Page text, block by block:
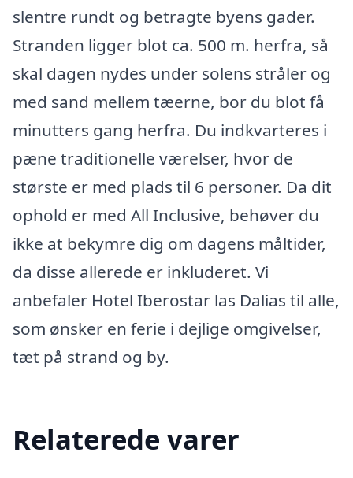
slentre rundt og betragte byens gader.
Stranden ligger blot ca. 500 m. herfra, så
skal dagen nydes under solens stråler og
med sand mellem tæerne, bor du blot få
minutters gang herfra. Du indkvarteres i
pæne traditionelle værelser, hvor de
største er med plads til 6 personer. Da dit
ophold er med All Inclusive, behøver du
ikke at bekymre dig om dagens måltider,
da disse allerede er inkluderet. Vi
anbefaler Hotel Iberostar las Dalias til alle,
som ønsker en ferie i dejlige omgivelser,
tæt på strand og by.
Relaterede varer